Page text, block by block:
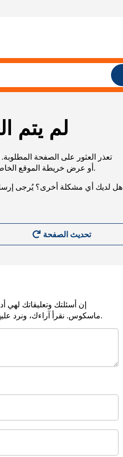
لم يتم
تعذر العثور على الصفحة
URL، أو عرض خريطة الموقع الخاصة بنا لمساعدتك في العثور على ما تريد.
هل لديك أي مشكلة أخرى؟ يُرجى
إن أسئلتك وتعليقاتك لهي
ماسكوس. نقرأ آراءك، ونرد عليها، بناء على طلبكم في أسرع وقت ممكن.